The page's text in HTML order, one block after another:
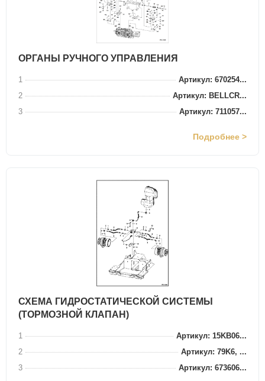
ОРГАНЫ РУЧНОГО УПРАВЛЕНИЯ
1
Артикул: 670254...
2
Артикул: BELLCR...
3
Артикул: 711057...
Подробнее >
СХЕМА ГИДРОСТАТИЧЕСКОЙ СИСТЕМЫ
(ТОРМОЗНОЙ КЛАПАН)
1
Артикул: 15KB06...
2
Артикул: 79K6, ...
3
Артикул: 673606...